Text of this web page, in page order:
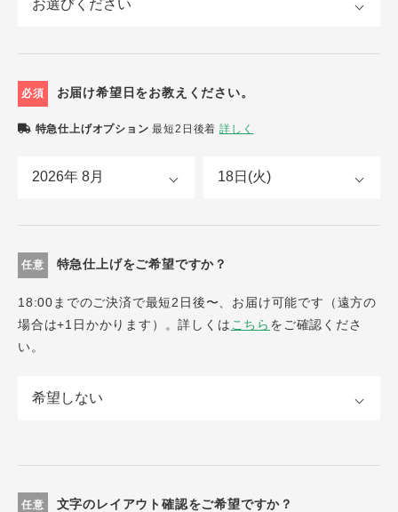
必須 お届け希望日をお教えください。
特急仕上げオプション 最短2日後着詳しく
任意 特急仕上げをご希望ですか？
18:00までのご決済で最短2日後〜、お届け可能です（遠方の
場合は+1日かかります）。詳しくは こちら をご確認くださ
い。
任意 文字のレイアウト確認をご希望ですか？